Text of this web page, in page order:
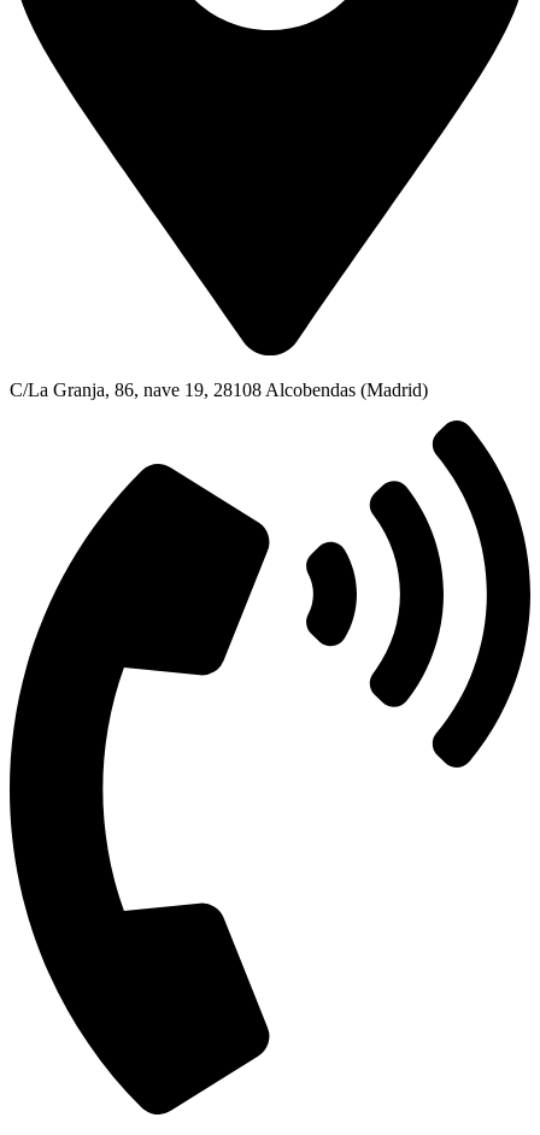
C/La Granja, 86, nave 19, 28108 Alcobendas (Madrid)